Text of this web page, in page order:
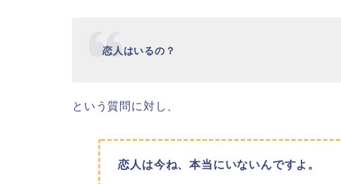
恋人はいるの？
という質問に対し、
恋人は今ね、本当にいないんですよ。